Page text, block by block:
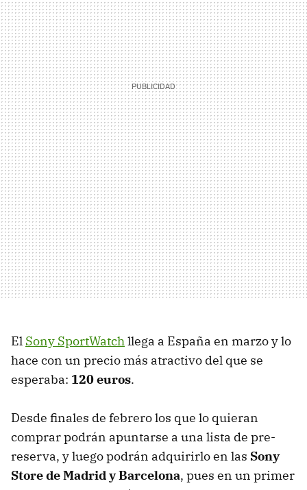
El Sony SportWatchllega a España en marzo y lo
hace con un precio más atractivo del que se
esperaba: 120 euros.
Desde finales de febrero los que lo quieran
comprar podrán apuntarse a una lista de pre-
reserva, y luego podrán adquirirlo en las Sony
Store de Madrid y Barcelona, pues en un primer